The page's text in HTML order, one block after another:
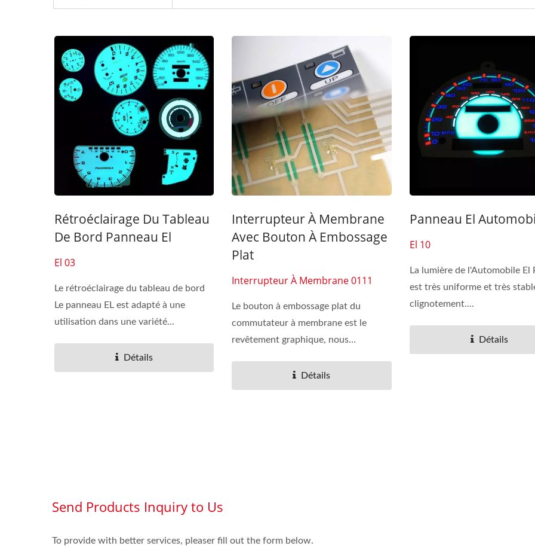
Rétroéclairage Du Tableau
De Bord Panneau El
El 03
Le rétroéclairage du tableau de bord
Le panneau EL est adapté à une
utilisation dans une variété...
Détails
Interrupteur À Membrane
Avec Bouton À Embossage
Plat
Interrupteur À Membrane 0111
Le bouton à embossage plat du
commutateur à membrane est le
revêtement graphique, nous
Détails
Panneau El
El 10
La lumière de l'Automobile El
est très uniforme et très
clignotement....
Détails
Interrupteur À Membrane À
Affichage À Sept Segments
FPC À L'intérieur De
L'interrupteur À Membrane
Interrupteur À
Affichage À Sept